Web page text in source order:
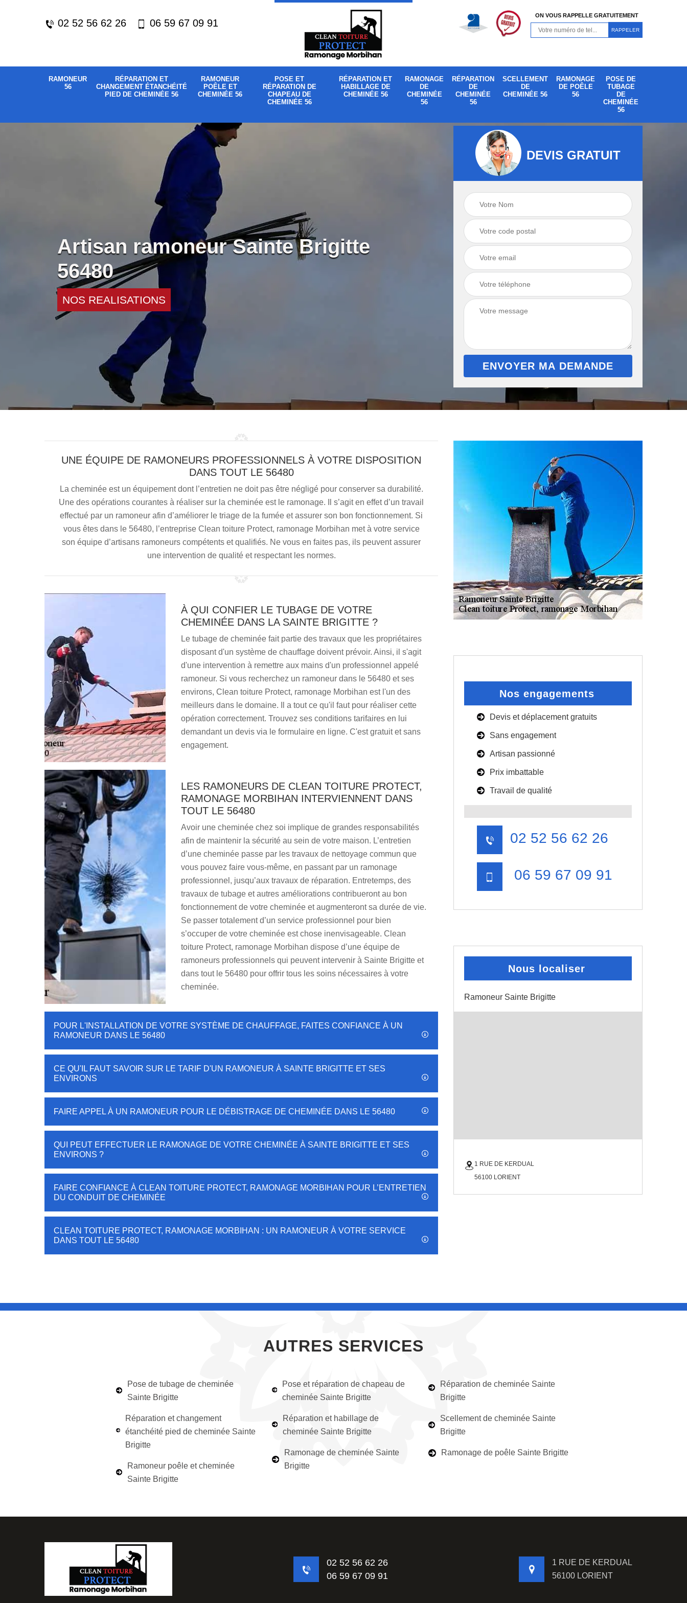
02 52 56 62 26 06 59 67 09 91
ON VOUS RAPPELLE GRATUITEMENT
RAMONEUR
56
RÉPARATION ET
CHANGEMENT ÉTANCHÉITÉ
PIED DE CHEMINÉE 56
RAMONEUR
POÊLE ET
CHEMINÉE 56
POSE ET
RÉPARATION DE
CHAPEAU DE
CHEMINÉE 56
RÉPARATION ET
HABILLAGE DE
CHEMINÉE 56
RAMONAGE
DE
CHEMINÉE
56
RÉPARATION
DE
CHEMINÉE
56
SCELLEMENT
DE
CHEMINÉE 56
RAMONAGE
DE POÊLE
56
POSE DE
TUBAGE
DE
CHEMINÉE
56
Artisan ramoneur Sainte Brigitte
56480
NOS REALISATIONS
DEVIS GRATUIT
UNE ÉQUIPE DE RAMONEURS PROFESSIONNELS À VOTRE DISPOSITION
DANS TOUT LE 56480
La cheminée est un équipement dont l’entretien ne doit pas être négligé pour conserver sa durabilité.
Une des opérations courantes à réaliser sur la cheminée est le ramonage. Il s’agit en effet d’un travail
effectué par un ramoneur afin d’améliorer le triage de la fumée et assurer son bon fonctionnement. Si
vous êtes dans le 56480, l’entreprise Clean toiture Protect, ramonage Morbihan met à votre service
son équipe d’artisans ramoneurs compétents et qualifiés. Ne vous en faites pas, ils peuvent assurer
une intervention de qualité et respectant les normes.
À QUI CONFIER LE TUBAGE DE VOTRE
CHEMINÉE DANS LA SAINTE BRIGITTE ?
Le tubage de cheminée fait partie des travaux que les propriétaires
disposant d'un système de chauffage doivent prévoir. Ainsi, il s'agit
d'une intervention à remettre aux mains d'un professionnel appelé
ramoneur. Si vous recherchez un ramoneur dans le 56480 et ses
environs, Clean toiture Protect, ramonage Morbihan est l'un des
meilleurs dans le domaine. Il a tout ce qu'il faut pour réaliser cette
opération correctement. Trouvez ses conditions tarifaires en lui
demandant un devis via le formulaire en ligne. C'est gratuit et sans
engagement.
LES RAMONEURS DE CLEAN TOITURE PROTECT,
RAMONAGE MORBIHAN INTERVIENNENT DANS
TOUT LE 56480
Avoir une cheminée chez soi implique de grandes responsabilités
afin de maintenir la sécurité au sein de votre maison. L’entretien
d’une cheminée passe par les travaux de nettoyage commun que
vous pouvez faire vous-même, en passant par un ramonage
professionnel, jusqu’aux travaux de réparation. Entretemps, des
travaux de tubage et autres améliorations contribueront au bon
fonctionnement de votre cheminée et augmenteront sa durée de vie.
Se passer totalement d’un service professionnel pour bien
s’occuper de votre cheminée est chose inenvisageable. Clean
toiture Protect, ramonage Morbihan dispose d’une équipe de
ramoneurs professionnels qui peuvent intervenir à Sainte Brigitte et
dans tout le 56480 pour offrir tous les soins nécessaires à votre
cheminée.
POUR L'INSTALLATION DE VOTRE SYSTÈME DE CHAUFFAGE, FAITES CONFIANCE À UN
RAMONEUR DANS LE 56480
CE QU'IL FAUT SAVOIR SUR LE TARIF D'UN RAMONEUR À SAINTE BRIGITTE ET SES
ENVIRONS
FAIRE APPEL À UN RAMONEUR POUR LE DÉBISTRAGE DE CHEMINÉE DANS LE 56480
QUI PEUT EFFECTUER LE RAMONAGE DE VOTRE CHEMINÉE À SAINTE BRIGITTE ET SES
ENVIRONS ?
FAIRE CONFIANCE À CLEAN TOITURE PROTECT, RAMONAGE MORBIHAN POUR L’ENTRETIEN
DU CONDUIT DE CHEMINÉE
CLEAN TOITURE PROTECT, RAMONAGE MORBIHAN : UN RAMONEUR À VOTRE SERVICE
DANS TOUT LE 56480
Nos engagements
Devis et déplacement gratuits
Sans engagement
Artisan passionné
Prix imbattable
Travail de qualité
02 52 56 62 26
06 59 67 09 91
Nous localiser
Ramoneur Sainte Brigitte
1 RUE DE KERDUAL
56100 LORIENT
AUTRES SERVICES
Pose de tubage de cheminée
Sainte Brigitte
Réparation et changement
étanchéité pied de cheminée Sainte
Brigitte
Ramoneur poêle et cheminée
Sainte Brigitte
Pose et réparation de chapeau de
cheminée Sainte Brigitte
Réparation et habillage de
cheminée Sainte Brigitte
Ramonage de cheminée Sainte
Brigitte
Réparation de cheminée Sainte
Brigitte
Scellement de cheminée Sainte
Brigitte
Ramonage de poêle Sainte Brigitte
02 52 56 62 26
06 59 67 09 91
1 RUE DE KERDUAL
56100 LORIENT